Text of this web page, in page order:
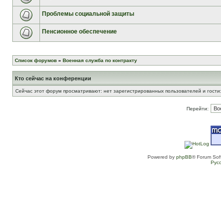
Проблемы социальной защиты
Пенсионное обеспечение
Список форумов » Военная служба по контракту
Кто сейчас на конференции
Сейчас этот форум просматривают: нет зарегистрированных пользователей и
Перейти:
Powered by phpBB® Forum